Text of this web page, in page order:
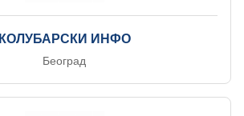
КОЛУБАРСКИ ИНФО
Београд